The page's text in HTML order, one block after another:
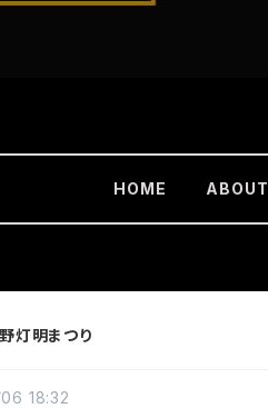
HOME ABOUT
灯明まつり
18:32